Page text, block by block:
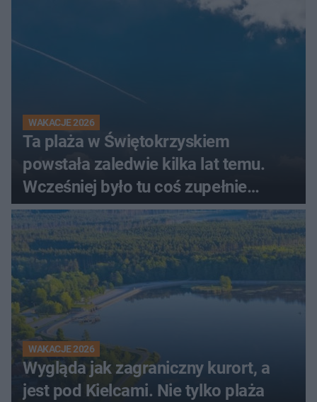
WAKACJE 2026
Ta plaża w Świętokrzyskiem
powstała zaledwie kilka lat temu.
Wcześniej było tu coś zupełnie
innego
WAKACJE 2026
Wygląda jak zagraniczny kurort, a
jest pod Kielcami. Nie tylko plaża